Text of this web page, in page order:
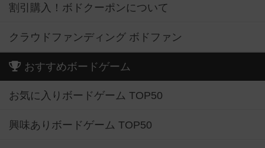
割引購入！ボドクーポンについて
クラウドファンディング ボドファン
おすすめボードゲーム
お気に入りボードゲーム TOP50
興味ありボードゲーム TOP50